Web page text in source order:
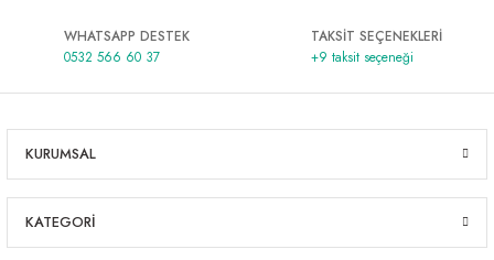
WHATSAPP DESTEK
0532 566 60 37
TAKSİT SEÇENEKLERİ
+9 taksit seçeneği
KURUMSAL
KATEGORİ